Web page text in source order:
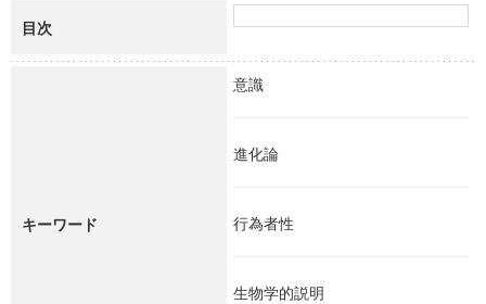
目次
キーワード
意識
進化論
行為者性
生物学的説明